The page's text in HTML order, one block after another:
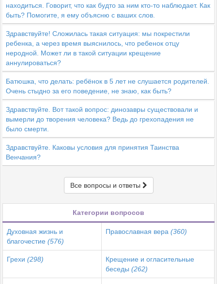
находиться. Говорит, что как будто за ним кто-то наблюдает. Как
быть? Помогите, я ему объясню с ваших слов.
Здравствуйте! Сложилась такая ситуация: мы покрестили
ребенка, а через время выяснилось, что ребенок отцу
неродной. Может ли в такой ситуации крещение
аннулироваться?
Батюшка, что делать: ребёнок в 5 лет не слушается родителей.
Очень стыдно за его поведение, не знаю, как быть?
Здравствуйте. Вот такой вопрос: динозавры существовали и
вымерли до творения человека? Ведь до грехопадения не
было смерти.
Здравствуйте. Каковы условия для принятия Таинства
Венчания?
Все вопросы и ответы
Категории вопросов
Духовная жизнь и
благочестие (576)
Православная вера (360)
Грехи (298)
Крещение и огласительные
беседы (262)